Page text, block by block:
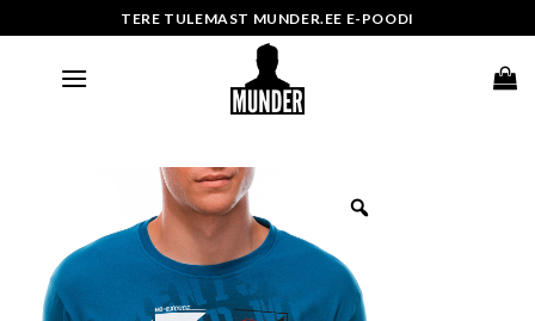
to
TERE TULEMAST MUNDER.EE E-POODI